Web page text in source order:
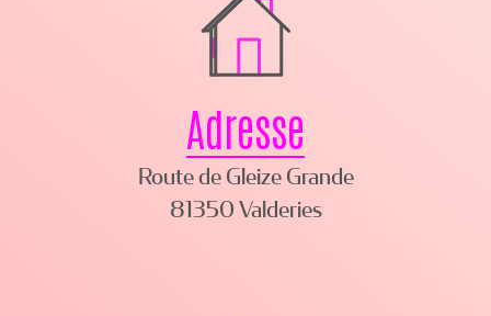
Adresse
Route de Gleize Grande
81350 Valderies